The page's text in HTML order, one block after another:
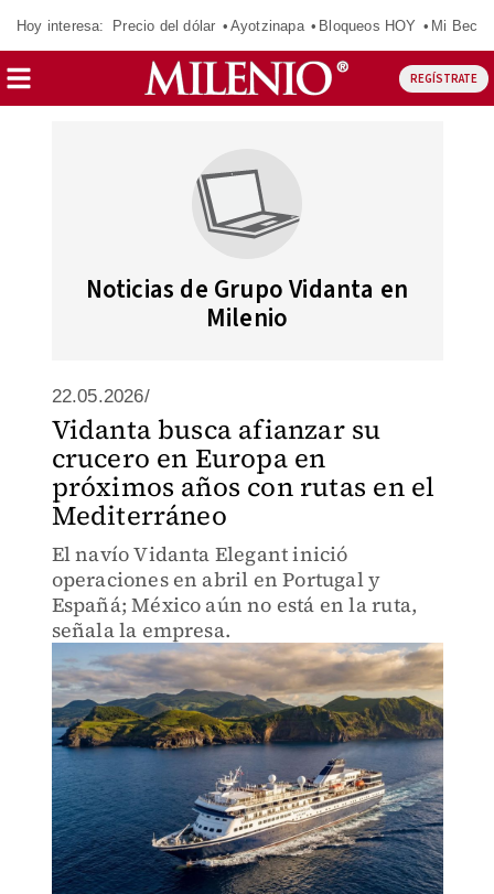
Hoy interesa: Precio del dólar Ayotzinapa Bloqueos HOY Mi Beca
REGÍSTRATE
Noticias de Grupo Vidanta en
Milenio
22.05.2026/
Vidanta busca afianzar su
crucero en Europa en
próximos años con rutas en el
Mediterráneo
El navío Vidanta Elegant inició
operaciones en abril en Portugal y
Españá; México aún no está en la ruta,
señala la empresa.